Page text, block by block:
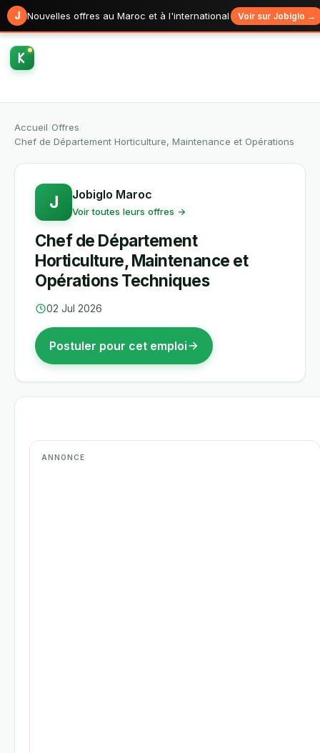
J Nouvelles offres au Maroc et à l'international Voir sur Jobiglo →
Accueil Offres
Chef de Département Horticulture, Maintenance et Opérations
J Jobiglo Maroc
Voir toutes leurs offres →
Chef de Département
Horticulture, Maintenance et
Opérations Techniques
02 Jul 2026
Postuler pour cet emploi